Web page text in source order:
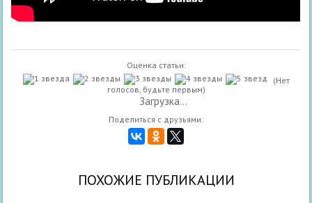
Оценка статьи:
(Нет
голосов, будьте первым)
Загрузка...
Поделиться с друзьями:
ПОХОЖИЕ ПУБЛИКАЦИИ